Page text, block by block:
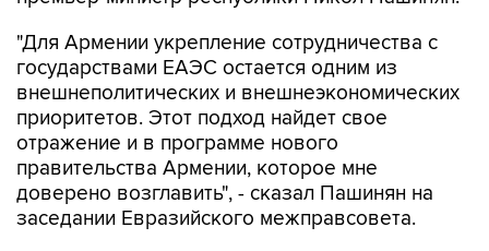
"Для Армении укрепление сотрудничества с
государствами ЕАЭС остается одним из
внешнеполитических и внешнеэкономических
приоритетов. Этот подход найдет свое
отражение и в программе нового
правительства Армении, которое мне
доверено возглавить", - сказал Пашинян на
заседании Евразийского межправсовета.